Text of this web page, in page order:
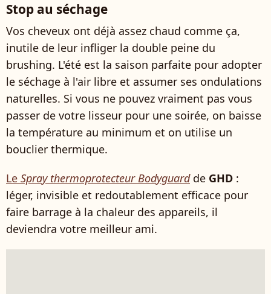
Stop au séchage
Vos cheveux ont déjà assez chaud comme ça,
inutile de leur infliger la double peine du
brushing. L'été est la saison parfaite pour adopter
le séchage à l'air libre et assumer ses ondulations
naturelles. Si vous ne pouvez vraiment pas vous
passer de votre lisseur pour une soirée, on baisse
la température au minimum et on utilise un
bouclier thermique.
Le Spray thermoprotecteur Bodyguardde GHD :
léger, invisible et redoutablement efficace pour
faire barrage à la chaleur des appareils, il
deviendra votre meilleur ami.